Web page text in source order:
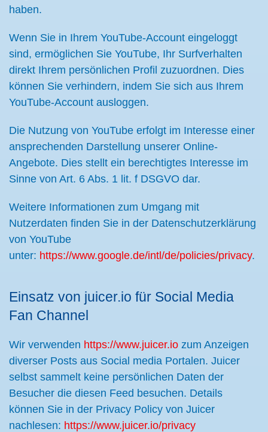
haben.
Wenn Sie in Ihrem YouTube-Account eingeloggt
sind, ermöglichen Sie YouTube, Ihr Surfverhalten
direkt Ihrem persönlichen Profil zuzuordnen. Dies
können Sie verhindern, indem Sie sich aus Ihrem
YouTube-Account ausloggen.
Die Nutzung von YouTube erfolgt im Interesse einer
ansprechenden Darstellung unserer Online-
Angebote. Dies stellt ein berechtigtes Interesse im
Sinne von Art. 6 Abs. 1 lit. f DSGVO dar.
Weitere Informationen zum Umgang mit
Nutzerdaten finden Sie in der Datenschutzerklärung
von YouTube
unter: https://www.google.de/intl/de/policies/privacy.
Einsatz von juicer.io für Social Media
Fan Channel
Wir verwenden https://www.juicer.io zum Anzeigen
diverser Posts aus Social media Portalen. Juicer
selbst sammelt keine persönlichen Daten der
Besucher die diesen Feed besuchen. Details
können Sie in der Privacy Policy von Juicer
nachlesen: https://www.juicer.io/privacy